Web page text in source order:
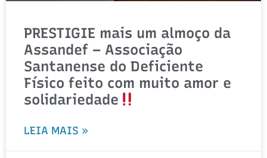
PRESTIGIE mais um almoço da
Assandef – Associação
Santanense do Deficiente
Físico feito com muito amor e
solidariedade
LEIA MAIS »